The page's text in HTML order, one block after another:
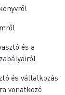
és a
és vállalkozás
vonatkozó